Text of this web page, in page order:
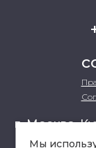
г. Москва,
Мы